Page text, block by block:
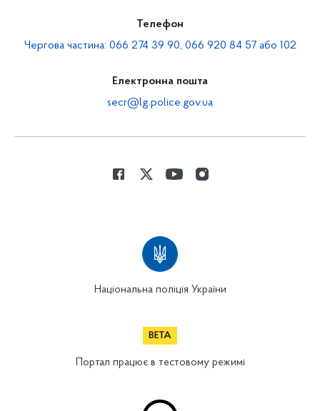
Телефон
Чергова частина: 066 274 39 90, 066 920 84 57 або 102
Електронна пошта
secr@lg.police.gov.ua
Національна поліція України
Портал працює в тестовому режимі